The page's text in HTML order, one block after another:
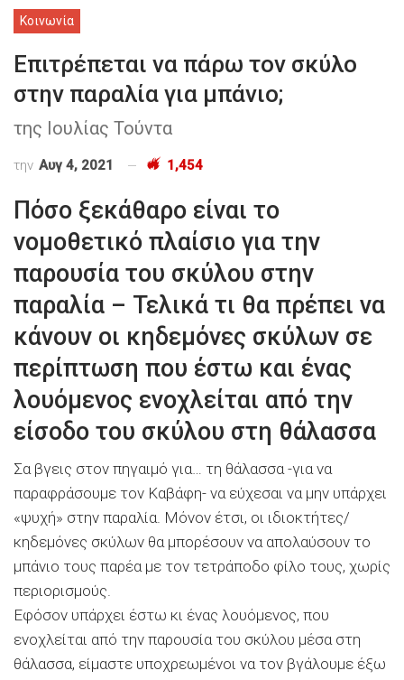
Κοινωνία
Επιτρέπεται να πάρω τον σκύλο
στην παραλία για μπάνιο;
της Ιουλίας Τούντα
την Αυγ 4, 2021 1,454
Πόσο ξεκάθαρο είναι το
νομοθετικό πλαίσιο για την
παρουσία του σκύλου στην
παραλία – Τελικά τι θα πρέπει να
κάνουν οι κηδεμόνες σκύλων σε
περίπτωση που έστω και ένας
λουόμενος ενοχλείται από την
είσοδο του σκύλου στη θάλασσα
Σα βγεις στον πηγαιμό για… τη θάλασσα -για να
παραφράσουμε τον Καβάφη- να εύχεσαι να μην υπάρχει
«ψυχή» στην παραλία. Μόνον έτσι, οι ιδιοκτήτες/
κηδεμόνες σκύλων θα μπορέσουν να απολαύσουν το
μπάνιο τους παρέα με τον τετράποδο φίλο τους, χωρίς
περιορισμούς.
Εφόσον υπάρχει έστω κι ένας λουόμενος, που
ενοχλείται από την παρουσία του σκύλου μέσα στη
θάλασσα, είμαστε υποχρεωμένοι να τον βγάλουμε έξω